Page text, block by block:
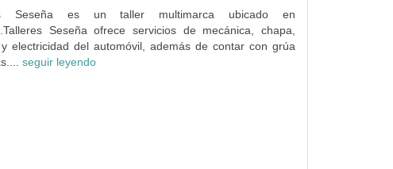
Seseña es un taller multimarca ubicado en
Seseña ofrece servicios de mecánica, chapa,
electricidad del automóvil, además de contar con grúa
seguir leyendo